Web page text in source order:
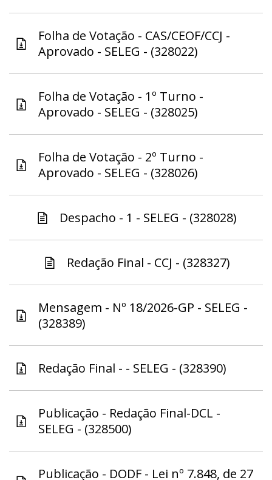
Folha de Votação - CAS/CEOF/CCJ -
Aprovado - SELEG - (328022)
Folha de Votação - 1º Turno -
Aprovado - SELEG - (328025)
Folha de Votação - 2º Turno -
Aprovado - SELEG - (328026)
Despacho - 1 - SELEG - (328028)
Redação Final - CCJ - (328327)
Mensagem - Nº 18/2026-GP - SELEG -
(328389)
Redação Final - - SELEG - (328390)
Publicação - Redação Final-DCL -
SELEG - (328500)
Publicação - DODF - Lei nº 7.848, de 27